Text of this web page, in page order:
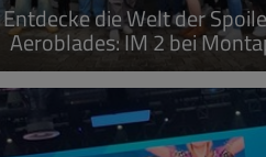
Entdecke die Welt der
Aeroblades: IM 2 bei
mehr erfahren...